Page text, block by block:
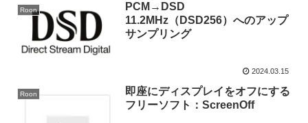
Roon
PCM→DSD
11.2MHz（DSD256）へのアップ
サンプリング
2024.03.15
Roon
即座にディスプレイをオフにする
フリーソフト：ScreenOff